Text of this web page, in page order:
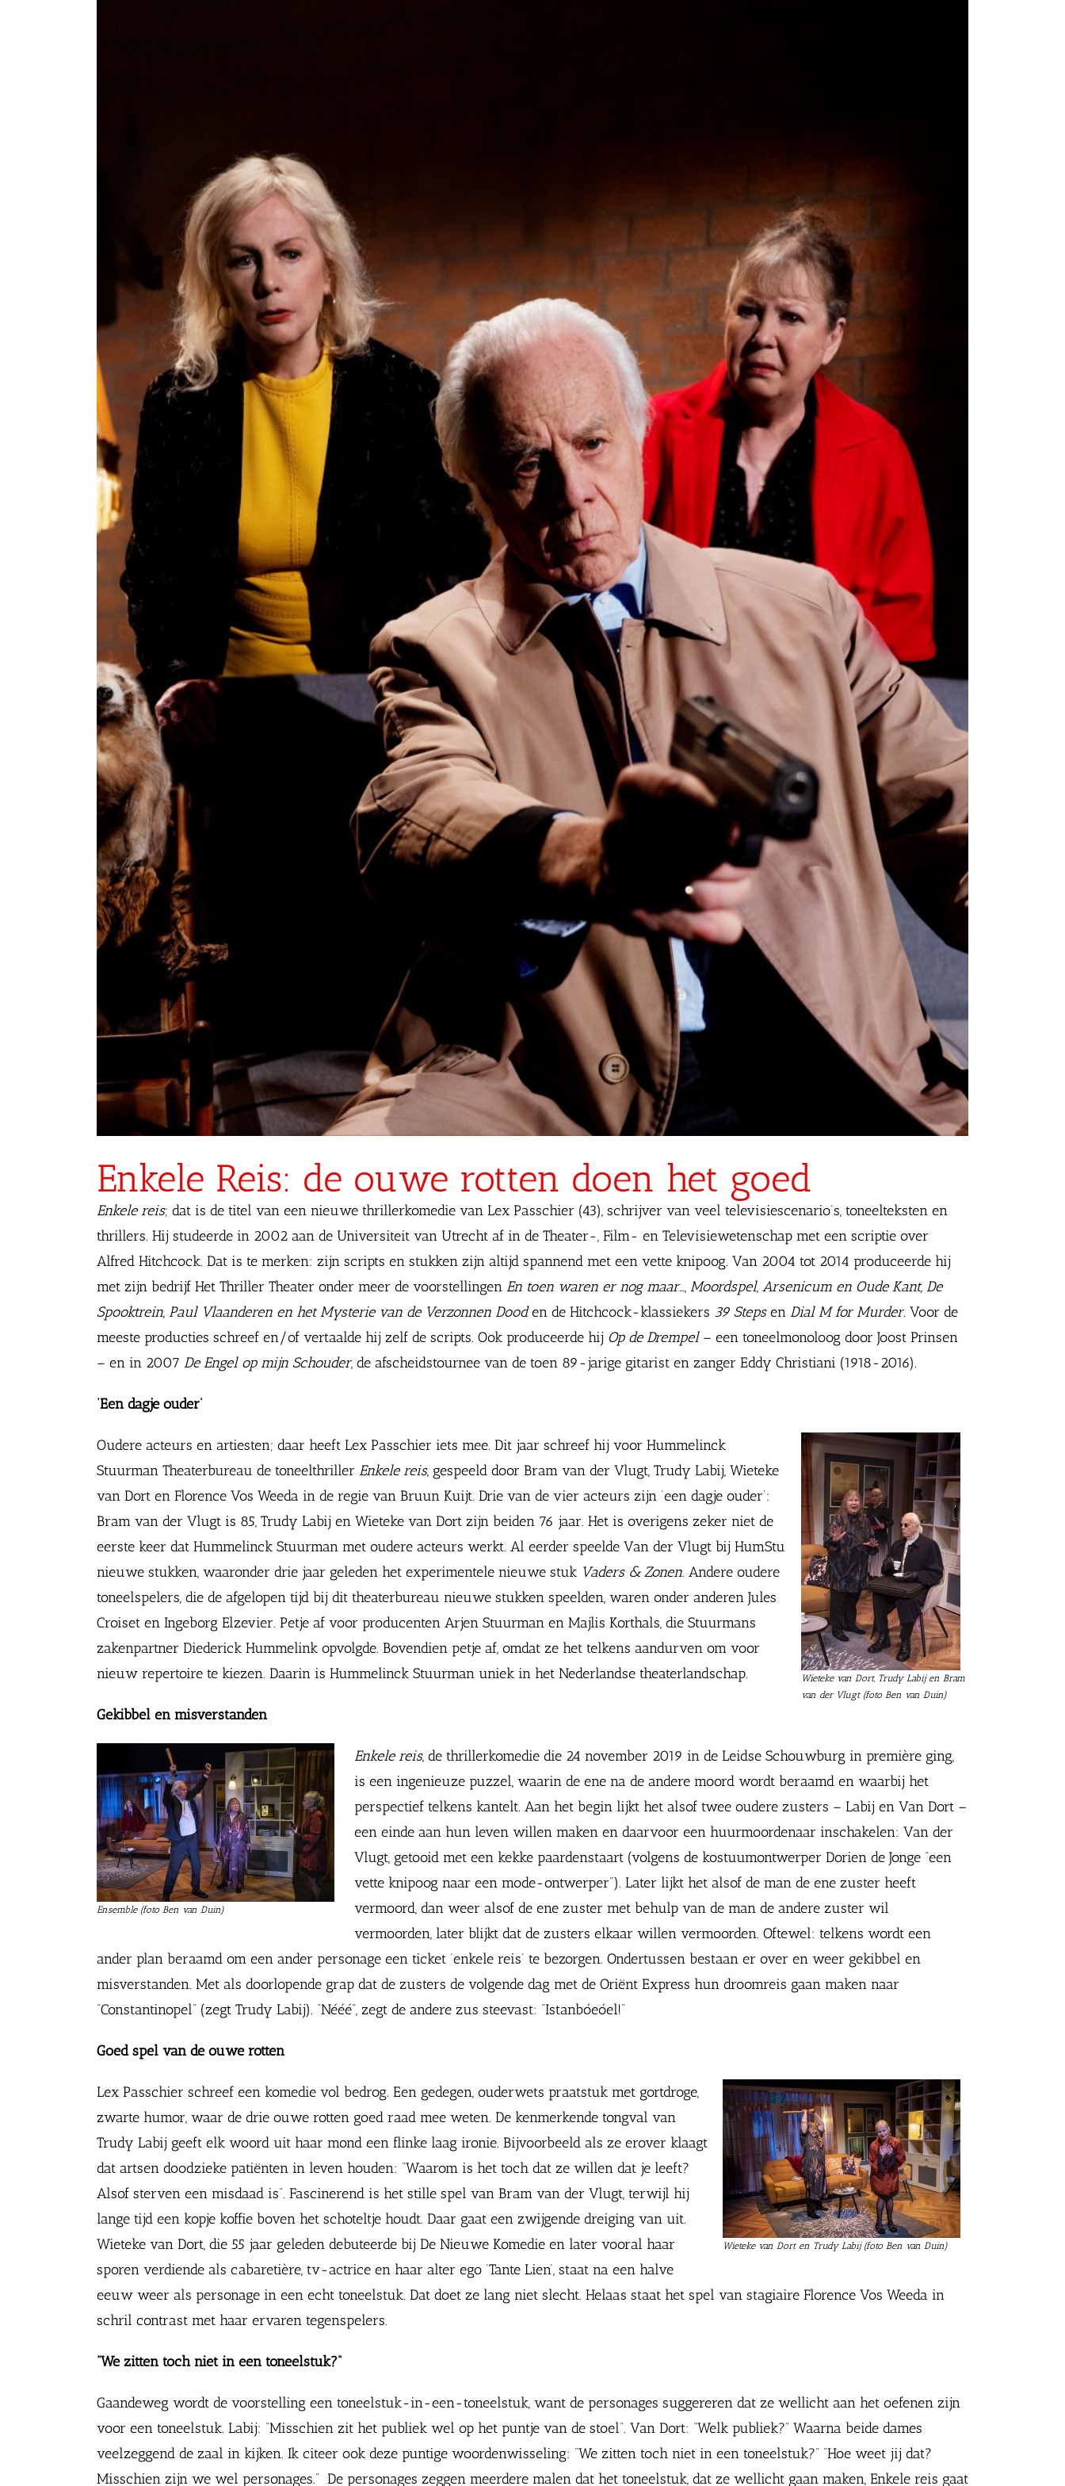
Enkele Reis: de ouwe rotten doen het goed
Enkele reis; dat is de titel van een nieuwe thrillerkomedie van Lex Passchier (43), schrijver van veel televisiescenario’s, toneelteksten en
thrillers. Hij studeerde in 2002 aan de Universiteit van Utrecht af in de Theater-, Film- en Televisiewetenschap met een scriptie over
Alfred Hitchcock. Dat is te merken: zijn scripts en stukken zijn altijd spannend met een vette knipoog. Van 2004 tot 2014 produceerde hij
met zijn bedrijf Het Thriller Theater onder meer de voorstellingen En toen waren er nog maar…, Moordspel, Arsenicum en Oude Kant, De
Spooktrein, Paul Vlaanderen en het Mysterie van de Verzonnen Dooden de Hitchcock-klassiekers 39 Stepsen Dial M for Murder. Voor de
meeste producties schreef en/of vertaalde hij zelf de scripts. Ook produceerde hij Op de Drempel– een toneelmonoloog door Joost Prinsen
– en in 2007 De Engel op mijn Schouder, de afscheidstournee van de toen 89-jarige gitarist en zanger Eddy Christiani (1918-2016).
‘Een dagje ouder’
Wieteke van Dort, Trudy Labij en Bram
van der Vlugt (foto Ben van Duin)
Oudere acteurs en artiesten; daar heeft Lex Passchier iets mee. Dit jaar schreef hij voor Hummelinck
Stuurman Theaterbureau de toneelthriller Enkele reis, gespeeld door Bram van der Vlugt, Trudy Labij, Wieteke
van Dort en Florence Vos Weeda in de regie van Bruun Kuijt. Drie van de vier acteurs zijn ‘een dagje ouder’:
Bram van der Vlugt is 85, Trudy Labij en Wieteke van Dort zijn beiden 76 jaar. Het is overigens zeker niet de
eerste keer dat Hummelinck Stuurman met oudere acteurs werkt. Al eerder speelde Van der Vlugt bij HumStu
nieuwe stukken, waaronder drie jaar geleden het experimentele nieuwe stuk Vaders & Zonen. Andere oudere
toneelspelers, die de afgelopen tijd bij dit theaterbureau nieuwe stukken speelden, waren onder anderen Jules
Croiset en Ingeborg Elzevier. Petje af voor producenten Arjen Stuurman en Majlis Korthals, die Stuurmans
zakenpartner Diederick Hummelink opvolgde. Bovendien petje af, omdat ze het telkens aandurven om voor
nieuw repertoire te kiezen. Daarin is Hummelinck Stuurman uniek in het Nederlandse theaterlandschap.
Gekibbel en misverstanden
Ensemble (foto Ben van Duin)
Enkele reis, de thrillerkomedie die 24 november 2019 in de Leidse Schouwburg in première ging,
is een ingenieuze puzzel, waarin de ene na de andere moord wordt beraamd en waarbij het
perspectief telkens kantelt. Aan het begin lijkt het alsof twee oudere zusters – Labij en Van Dort –
een einde aan hun leven willen maken en daarvoor een huurmoordenaar inschakelen: Van der
Vlugt, getooid met een kekke paardenstaart (volgens de kostuumontwerper Dorien de Jonge “een
vette knipoog naar een mode-ontwerper”). Later lijkt het alsof de man de ene zuster heeft
vermoord, dan weer alsof de ene zuster met behulp van de man de andere zuster wil
vermoorden, later blijkt dat de zusters elkaar willen vermoorden. Oftewel: telkens wordt een
ander plan beraamd om een ander personage een ticket ‘enkele reis’ te bezorgen. Ondertussen bestaan er over en weer gekibbel en
misverstanden. Met als doorlopende grap dat de zusters de volgende dag met de Oriënt Express hun droomreis gaan maken naar
“Constantinopel” (zegt Trudy Labij). “Nééé”, zegt de andere zus steevast: “Istanbóeóel!”
Goed spel van de ouwe rotten
Wieteke van Dort en Trudy Labij (foto Ben van Duin)
Lex Passchier schreef een komedie vol bedrog. Een gedegen, ouderwets praatstuk met gortdroge,
zwarte humor, waar de drie ouwe rotten goed raad mee weten. De kenmerkende tongval van
Trudy Labij geeft elk woord uit haar mond een flinke laag ironie. Bijvoorbeeld als ze erover klaagt
dat artsen doodzieke patiënten in leven houden: “Waarom is het toch dat ze willen dat je leeft?
Alsof sterven een misdaad is”. Fascinerend is het stille spel van Bram van der Vlugt, terwijl hij
lange tijd een kopje koffie boven het schoteltje houdt. Daar gaat een zwijgende dreiging van uit.
Wieteke van Dort, die 55 jaar geleden debuteerde bij De Nieuwe Komedie en later vooral haar
sporen verdiende als cabaretière, tv-actrice en haar alter ego ‘Tante Lien’, staat na een halve
eeuw weer als personage in een echt toneelstuk. Dat doet ze lang niet slecht. Helaas staat het spel van stagiaire Florence Vos Weeda in
schril contrast met haar ervaren tegenspelers.
“We zitten toch niet in een toneelstuk?”
Gaandeweg wordt de voorstelling een toneelstuk-in-een-toneelstuk, want de personages suggereren dat ze wellicht aan het oefenen zijn
voor een toneelstuk. Labij: “Misschien zit het publiek wel op het puntje van de stoel”. Van Dort: “Welk publiek?” Waarna beide dames
veelzeggend de zaal in kijken. Ik citeer ook deze puntige woordenwisseling: “We zitten toch niet in een toneelstuk?” “Hoe weet jij dat?
Misschien zijn we wel personages.” De personages zeggen meerdere malen dat het toneelstuk, dat ze wellicht gaan maken, Enkele reis gaat